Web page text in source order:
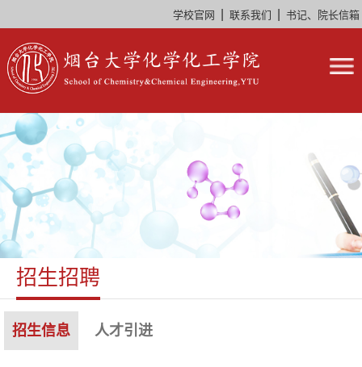
学校官网 联系我们 书记、院长信箱
招生招聘
招生信息 人才引进